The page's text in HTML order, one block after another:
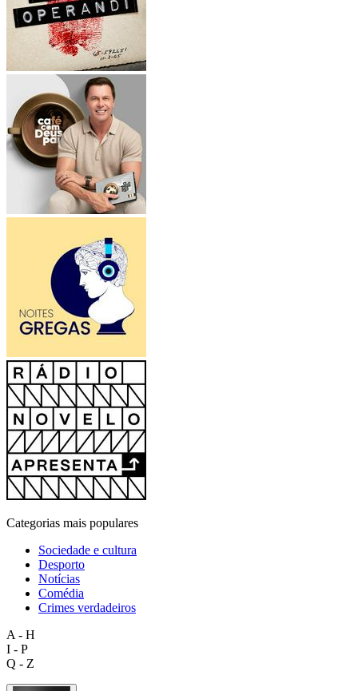
Categorias mais populares
Sociedade e cultura
Desporto
Notícias
Comédia
Crimes verdadeiros
A - H
I - P
Q - Z